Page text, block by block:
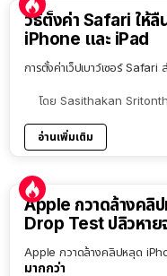
วิธีตั้งค่า Safari ให้ลื่
iPhone และ iPad
การตั้งค่าเว็ปเบาว์เซอร์
โดย Sasithakan
อ่านเพิ่มเติม
Apple กวาดล้างคลิ
Drop Test ปลิวหาย
Apple กวาดล้างคลิปหลุด
มากกว่า